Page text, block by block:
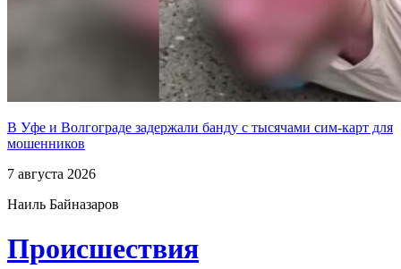
В Уфе и Волгограде задержали банду с тысячами сим-карт для
мошенников
7 августа 2026
Наиль Байназаров
Проиcшествия